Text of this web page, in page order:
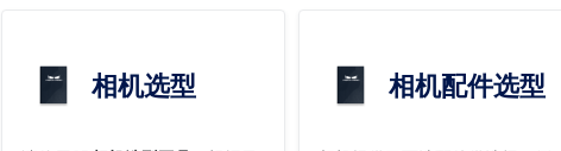
相机选型 相机配件选型